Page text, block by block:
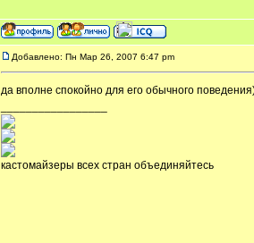
Добавлено: Пн Мар 26, 2007 6:47 pm
да вполне спокойно для его обычного
кастомайзеры всех стран объединяйтесь